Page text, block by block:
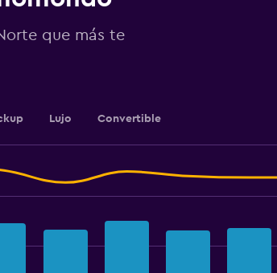
que más te
Lujo Convertible